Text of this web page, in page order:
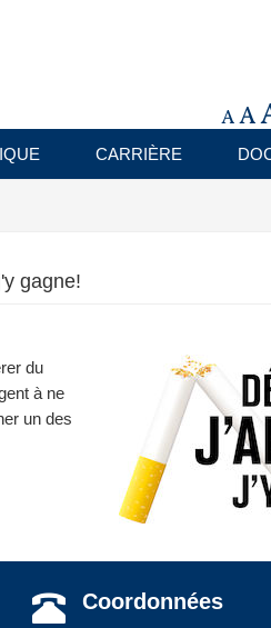
CARRIÈRE
gagne!
du
à ne
un des
Coordonnées